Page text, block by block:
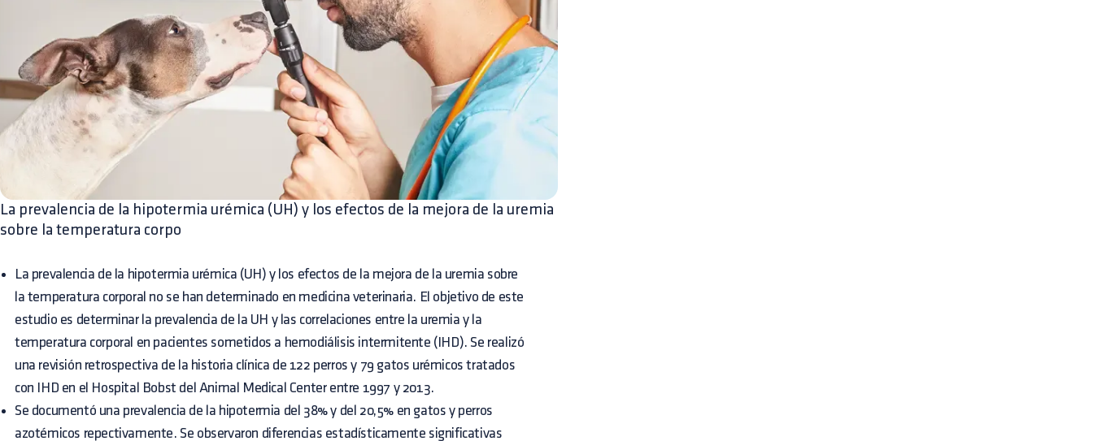
La prevalencia de la hipotermia urémica (UH) y los efectos de la mejora de la uremia
sobre la temperatura corpo
La prevalencia de la hipotermia urémica (UH) y los efectos de la mejora de la uremia sobre
la temperatura corporal no se han determinado en medicina veterinaria. El objetivo de este
estudio es determinar la prevalencia de la UH y las correlaciones entre la uremia y la
temperatura corporal en pacientes sometidos a hemodiálisis intermitente (IHD). Se realizó
una revisión retrospectiva de la historia clínica de 122 perros y 79 gatos urémicos tratados
con IHD en el Hospital Bobst del Animal Medical Center entre 1997 y 2013.
Se documentó una prevalencia de la hipotermia del 38% y del 20,5% en gatos y perros
azotémicos repectivamente. Se observaron diferencias estadísticamente significativas